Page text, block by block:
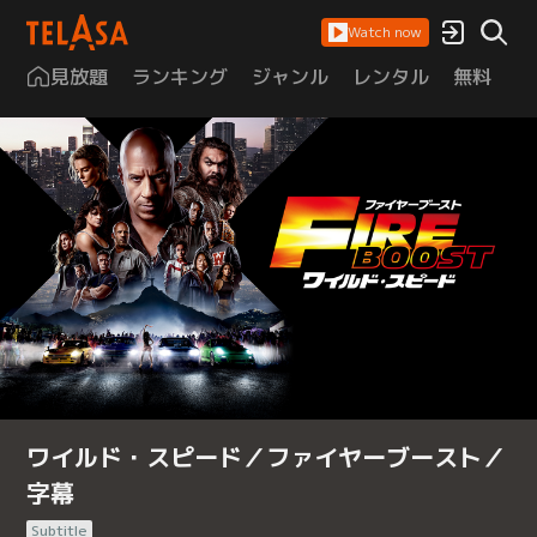
Watch now
見放題 ランキング ジャンル レンタル 無料
ワイルド・スピード／ファイヤーブースト／
字幕
Subtitle